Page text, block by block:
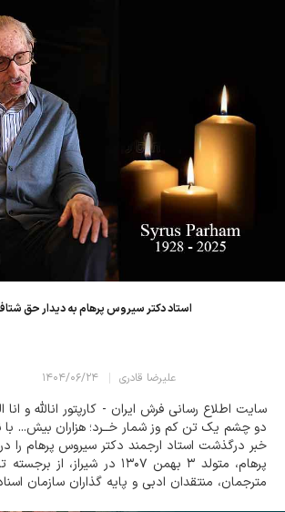
استاد دکتر سیروس پرهام به دیدار حق
علیرضا قادری ۱۴۰۴/۰۶/۲۴
سایت اطلاع رسانی فرش ایران - کارپتور انالله و انا
دو چشم یک تن کم وز شمار خــرد؛ هزاران بیش... با
خبر درگذشت استاد ارجمند دکتر سیروس پرهام را
پرهام، متولد ۳ بهمن ۱۳۰۷ در
مترجمان، منتقدان ادبی و پایه گذاران سازمان